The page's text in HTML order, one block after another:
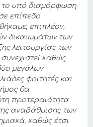
το υπό διαμόρφωση
επίπεδο
επιπλέον,
δικαιωμάτων των
λειτουργίας των
καθώς
μεγάλων
φοιτητές και
θα
προτεραιότητα
αναβάθμισης των
καθώς έτσι